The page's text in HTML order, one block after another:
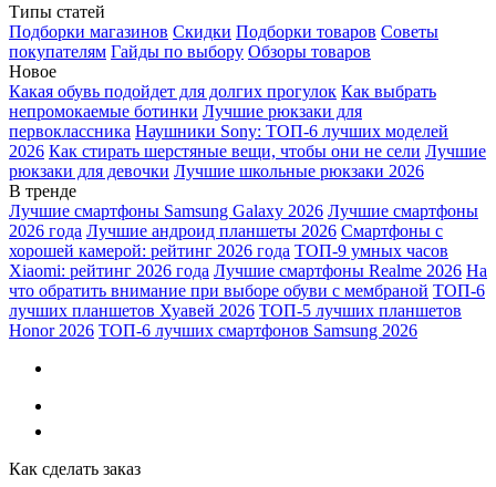
Типы статей
Подборки магазинов Скидки Подборки товаров Советы
покупателям Гайды по выбору Обзоры товаров
Новое
Какая обувь подойдет для долгих прогулок Как выбрать
непромокаемые ботинки Лучшие рюкзаки для
первоклассника Наушники Sony: ТОП-6 лучших моделей
2026 Как стирать шерстяные вещи, чтобы они не сели Лучшие
рюкзаки для девочки Лучшие школьные рюкзаки 2026
В тренде
Лучшие смартфоны Samsung Galaxy 2026 Лучшие смартфоны
2026 года Лучшие андроид планшеты 2026 Смартфоны с
хорошей камерой: рейтинг 2026 года ТОП-9 умных часов
Xiaomi: рейтинг 2026 года Лучшие смартфоны Realme 2026 На
что обратить внимание при выборе обуви с мембраной ТОП-6
лучших планшетов Хуавей 2026 ТОП-5 лучших планшетов
Honor 2026 ТОП-6 лучших смартфонов Samsung 2026
Как сделать заказ